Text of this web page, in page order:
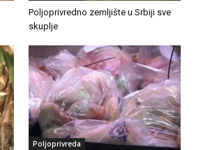
Poljoprivredno zemljište u Srbiji sve
skuplje
Poljoprivreda